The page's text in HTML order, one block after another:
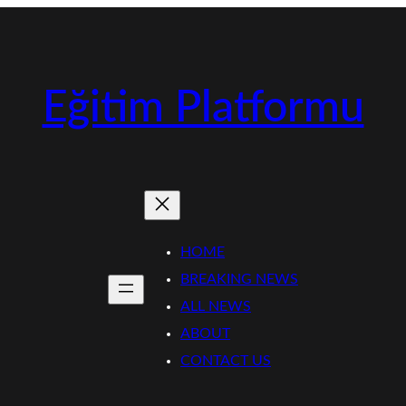
Eğitim Platformu
HOME
BREAKING NEWS
ALL NEWS
ABOUT
CONTACT US